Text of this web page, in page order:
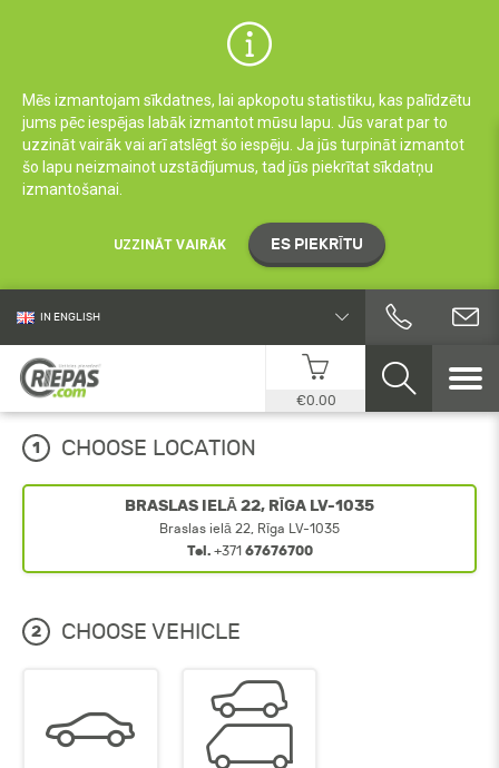
Mēs izmantojam sīkdatnes, lai apkopotu statistiku, kas palīdzētu
jums pēc iespējas labāk izmantot mūsu lapu. Jūs varat par to
uzzināt vairāk vai arī atslēgt šo iespēju. Ja jūs turpināt izmantot
šo lapu neizmainot uzstādījumus, tad jūs piekrītat sīkdatņu
izmantošanai.
UZZINĀT VAIRĀK ES PIEKRĪTU
IN ENGLISH
€0.00
1 CHOOSE LOCATION
BRASLAS IELĀ 22, RĪGA LV-1035
Braslas ielā 22, Rīga LV-1035
Tel.+371 67676700
2 CHOOSE VEHICLE